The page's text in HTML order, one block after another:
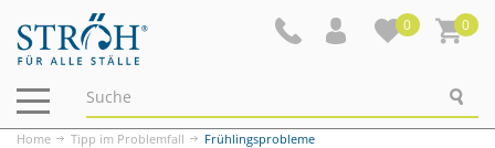
0 0
Navigation
ein-/ausblenden
Home Tipp im Problemfall Frühlingsprobleme